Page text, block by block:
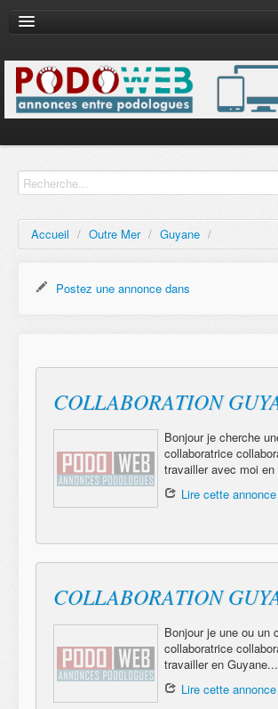
Accueil / Outre Mer / Guyane /
Postez une annonce dans
COLLABORATION
Bonjour je cherche
collaboratrice
travailler avec moi en
Lire cette annonce
COLLABORATION
Bonjour je une ou un
collaboratrice
travailler en Guyane...
Lire cette annonce